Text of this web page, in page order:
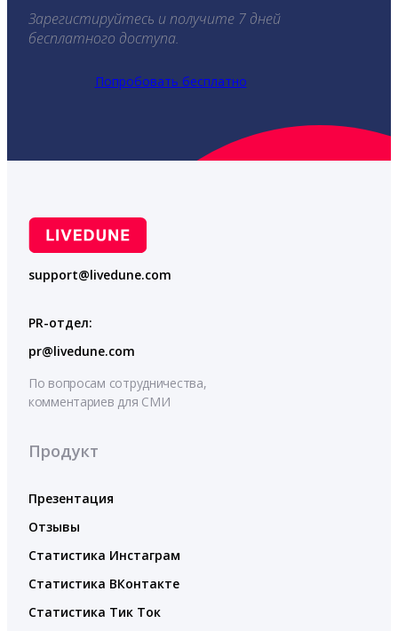
Зарегистируйтесь и получите 7 дней
бесплатного доступа.
Попробовать бесплатно
support@livedune.com
PR-отдел:
pr@livedune.com
По вопросам сотрудничества,
комментариев для СМИ
Продукт
Презентация
Отзывы
Статистика Инстаграм
Статистика ВКонтакте
Статистика Тик Ток